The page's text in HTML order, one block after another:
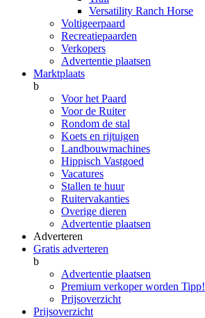
Versatility Ranch Horse
Voltigeerpaard
Recreatiepaarden
Verkopers
Advertentie plaatsen
Marktplaats
b
Voor het Paard
Voor de Ruiter
Rondom de stal
Koets en rijtuigen
Landbouwmachines
Hippisch Vastgoed
Vacatures
Stallen te huur
Ruitervakanties
Overige dieren
Advertentie plaatsen
Adverteren
Gratis adverteren
b
Advertentie plaatsen
Premium verkoper worden Tipp!
Prijsoverzicht
Prijsoverzicht